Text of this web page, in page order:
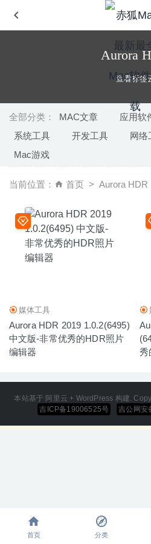
Aurora
查看标签
全部分类： MAC文章 应用软
系统工具
开发工具 网络
Mac游戏
当前位置： 首页 Aurora HDR
媒体工具
Aurora HDR 2019 1.0.2(6495)
中文版-非常优秀的HDR照片
编辑器
秀
本站基于 阿里云 + WordPress 构建.
吉ICP备19006525号
吉公网安
2020-05-10
OmniGraffle Pro 7.13 for Mac
DSP-Quattro 5.6.0 – 功能强大
2021-03-25
LensFlare Studio 7.0 – 图像光
FigrCollage 3.3.7 – 照片自定义
首页 分类